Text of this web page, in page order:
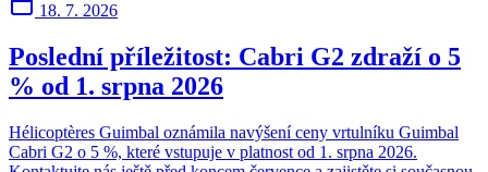
18. 7. 2026
Poslední příležitost: Cabri G2 zdraží o 5
% od 1. srpna 2026
Hélicoptères Guimbal oznámila navýšení ceny vrtulníku Guimbal
Cabri G2 o 5 %, které vstupuje v platnost od 1. srpna 2026.